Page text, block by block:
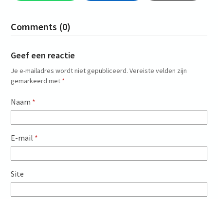
Comments (0)
Geef een reactie
Je e-mailadres wordt niet gepubliceerd. Vereiste velden zijn
gemarkeerd met *
Naam *
E-mail *
Site